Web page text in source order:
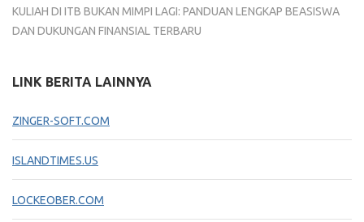
KULIAH DI ITB BUKAN MIMPI LAGI: PANDUAN LENGKAP BEASISWA
DAN DUKUNGAN FINANSIAL TERBARU
LINK BERITA LAINNYA
ZINGER-SOFT.COM
ISLANDTIMES.US
LOCKEOBER.COM